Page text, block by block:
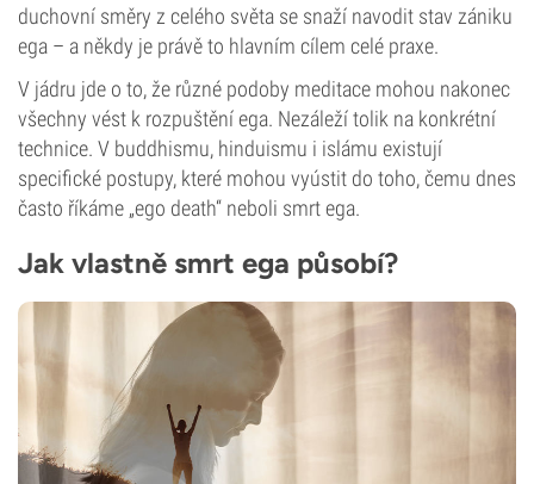
duchovní směry z celého světa se snaží navodit stav zániku
ega – a někdy je právě to hlavním cílem celé praxe.
V jádru jde o to, že různé podoby meditace mohou nakonec
všechny vést k rozpuštění ega. Nezáleží tolik na konkrétní
technice. V buddhismu, hinduismu i islámu existují
specifické postupy, které mohou vyústit do toho, čemu dnes
často říkáme „ego death“ neboli smrt ega.
Jak vlastně smrt ega působí?